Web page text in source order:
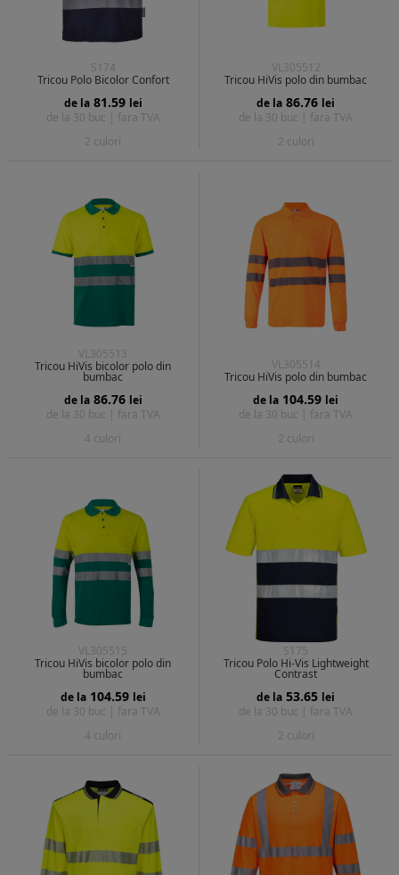
S174
Tricou Polo Bicolor Confort
de la 81.59 lei
de la 30 buc | fara TVA
2 culori
VL305512
Tricou HiVis polo din bumbac
de la 86.76 lei
de la 30 buc | fara TVA
2 culori
VL305513
Tricou HiVis bicolor polo din
bumbac
de la 86.76 lei
de la 30 buc | fara TVA
4 culori
VL305514
Tricou HiVis polo din bumbac
de la 104.59 lei
de la 30 buc | fara TVA
2 culori
VL305515
Tricou HiVis bicolor polo din
bumbac
de la 104.59 lei
de la 30 buc | fara TVA
4 culori
S175
Tricou Polo Hi-Vis Lightweight
Contrast
de la 53.65 lei
de la 30 buc | fara TVA
2 culori